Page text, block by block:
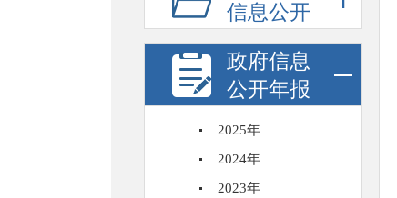
信息公开
政府信息
公开年报
2025年
2024年
2023年